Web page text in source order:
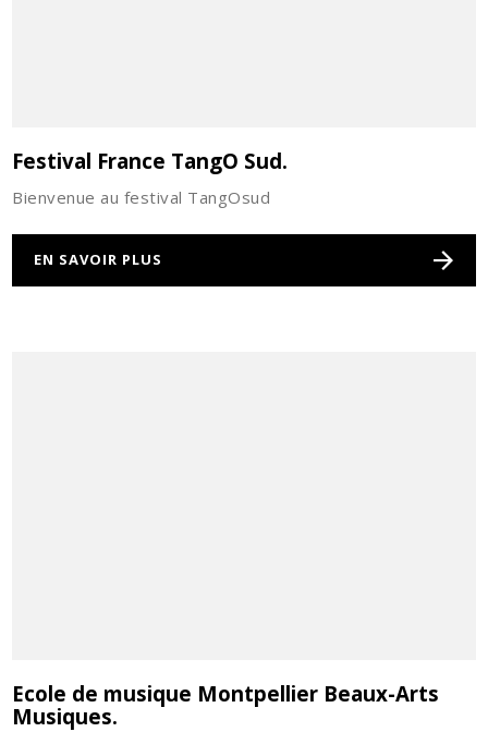
Festival France TangO Sud.
Bienvenue au festival TangOsud
EN SAVOIR PLUS
Ecole de musique Montpellier Beaux-Arts
Musiques.